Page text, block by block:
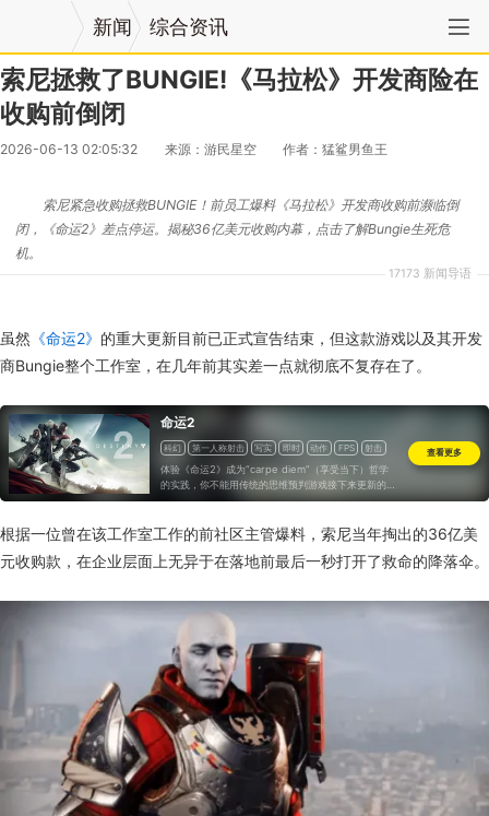
新闻 综合资讯
索尼拯救了BUNGIE!《马拉松》开发商险在
收购前倒闭
2026-06-13 02:05:32 来源：游民星空 作者：猛鲨男鱼王
17173 新闻导语
索尼紧急收购拯救BUNGIE！前员工爆料《马拉松》开发商收购前濒临倒
闭，《命运2》差点停运。揭秘36亿美元收购内幕，点击了解Bungie生死危
机。
虽然 《命运2》 的重大更新目前已正式宣告结束，但这款游戏以及其开发
商Bungie整个工作室，在几年前其实差一点就彻底不复存在了。
命运2
科幻 第一人称射击 写实 即时 动作 FPS
射击
海外
体验《命运2》成为“carpe diem”（享受当下）哲学
的实践，你不能用传统的思维预判游戏接下来更新的走
向，否则有可能会失望。如果抱有“Bungie这样出人意
的时候就能更多享受到更多的快乐....
查看更多
根据一位曾在该工作室工作的前社区主管爆料，索尼当年掏出的36亿美
元收购款，在企业层面上无异于在落地前最后一秒打开了救命的降落伞。